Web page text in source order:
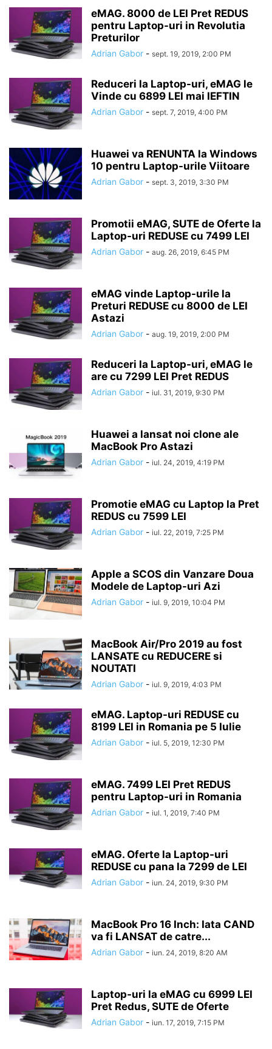
eMAG. 8000 de LEI Pret REDUS
pentru Laptop-uri in Revolutia
Preturilor
Adrian Gabor - sept. 19, 2019, 2:00 PM
Reduceri la Laptop-uri, eMAG le
Vinde cu 6899 LEI mai IEFTIN
Adrian Gabor - sept. 7, 2019, 4:00 PM
Huawei va RENUNTA la Windows
10 pentru Laptop-urile Viitoare
Adrian Gabor - sept. 3, 2019, 3:30 PM
Promotii eMAG, SUTE de Oferte la
Laptop-uri REDUSE cu 7499 LEI
Adrian Gabor - aug. 26, 2019, 6:45 PM
eMAG vinde Laptop-urile la
Preturi REDUSE cu 8000 de LEI
Astazi
Adrian Gabor - aug. 19, 2019, 2:00 PM
Reduceri la Laptop-uri, eMAG le
are cu 7299 LEI Pret REDUS
Adrian Gabor - iul. 31, 2019, 9:30 PM
Huawei a lansat noi clone ale
MacBook Pro Astazi
Adrian Gabor - iul. 24, 2019, 4:19 PM
Promotie eMAG cu Laptop la Pret
REDUS cu 7599 LEI
Adrian Gabor - iul. 22, 2019, 7:25 PM
Apple a SCOS din Vanzare Doua
Modele de Laptop-uri Azi
Adrian Gabor - iul. 9, 2019, 10:04 PM
MacBook Air/Pro 2019 au fost
LANSATE cu REDUCERE si
NOUTATI
Adrian Gabor - iul. 9, 2019, 4:03 PM
eMAG. Laptop-uri REDUSE cu
8199 LEI in Romania pe 5 Iulie
Adrian Gabor - iul. 5, 2019, 12:30 PM
eMAG. 7499 LEI Pret REDUS
pentru Laptop-uri in Romania
Adrian Gabor - iul. 1, 2019, 7:40 PM
eMAG. Oferte la Laptop-uri
REDUSE cu pana la 7299 de LEI
Adrian Gabor - iun. 24, 2019, 9:30 PM
MacBook Pro 16 Inch: Iata CAND
va fi LANSAT de catre...
Adrian Gabor - iun. 24, 2019, 8:20 AM
Laptop-uri la eMAG cu 6999 LEI
Pret Redus, SUTE de Oferte
Adrian Gabor - iun. 17, 2019, 7:15 PM